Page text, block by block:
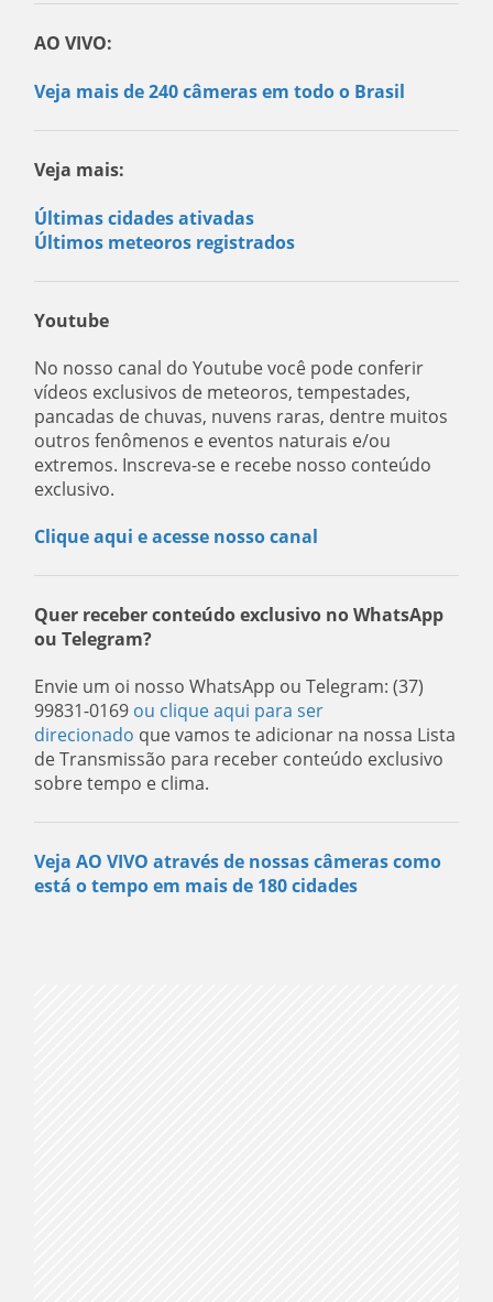
AO VIVO:
Veja mais de 240 câmeras em todo o Brasil
Veja mais:
Últimas cidades ativadas
Últimos meteoros registrados
Youtube
No nosso canal do Youtube você pode conferir
vídeos exclusivos de meteoros, tempestades,
pancadas de chuvas, nuvens raras, dentre muitos
outros fenômenos e eventos naturais e/ou
extremos. Inscreva-se e recebe nosso conteúdo
exclusivo.
Clique aqui e acesse nosso canal
Quer receber conteúdo exclusivo no WhatsApp
ou Telegram?
Envie um oi nosso WhatsApp ou Telegram: (37)
99831-0169 ou clique aqui para ser
direcionado que vamos te adicionar na nossa Lista
de Transmissão para receber conteúdo exclusivo
sobre tempo e clima.
Veja AO VIVO através de nossas câmeras como
está o tempo em mais de 180 cidades